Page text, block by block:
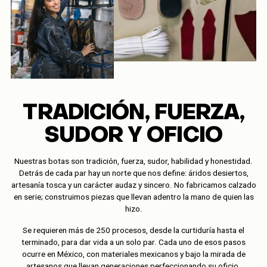
TRADICIÓN, FUERZA,
SUDOR Y OFICIO
Nuestras botas son tradición, fuerza, sudor, habilidad y honestidad.
Detrás de cada par hay un norte que nos define: áridos desiertos,
artesanía tosca y un carácter audaz y sincero. No fabricamos calzado
en serie; construimos piezas que llevan adentro la mano de quien las
hizo.
Se requieren más de 250 procesos, desde la curtiduría hasta el
terminado, para dar vida a un solo par. Cada uno de esos pasos
ocurre en México, con materiales mexicanos y bajo la mirada de